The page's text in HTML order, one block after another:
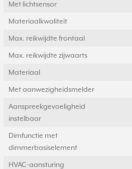
Met lichtsensor
Materiaalkwaliteit
Max. reikwijdte frontaal
Max. reikwijdte zijwaarts
Materiaal
Met aanwezigheidsmelder
Aanspreekgevoeligheid
instelbaar
Dimfunctie met
dimmerbasiselement
HVAC-aansturing